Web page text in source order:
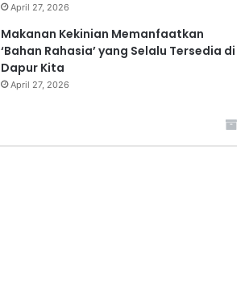
April 27, 2026
Makanan Kekinian Memanfaatkan
‘Bahan Rahasia’ yang Selalu Tersedia di
Dapur Kita
April 27, 2026